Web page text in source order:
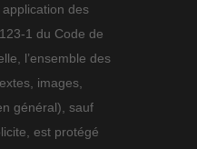
des
1 du Code de
l’ensemble des
images,
général), sauf
est protégé